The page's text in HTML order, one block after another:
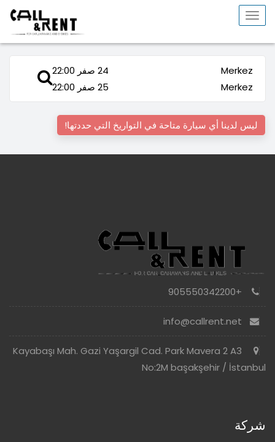
Toggle
Merkez
24 صفر 22:00
Merkez
25 صفر 22:00
ليس لدينا أي سيارة متاحة في التواريخ التي حددتها!
+905550342200
Kayabaşı Mah. Gazi Yaşargil Cad. Park Mavera 2 A3
No:2M başakşehir / İstanbul
شركة